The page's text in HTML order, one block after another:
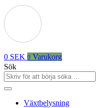
0 SEK 0 Varukorg
Sök
Växtbelysning